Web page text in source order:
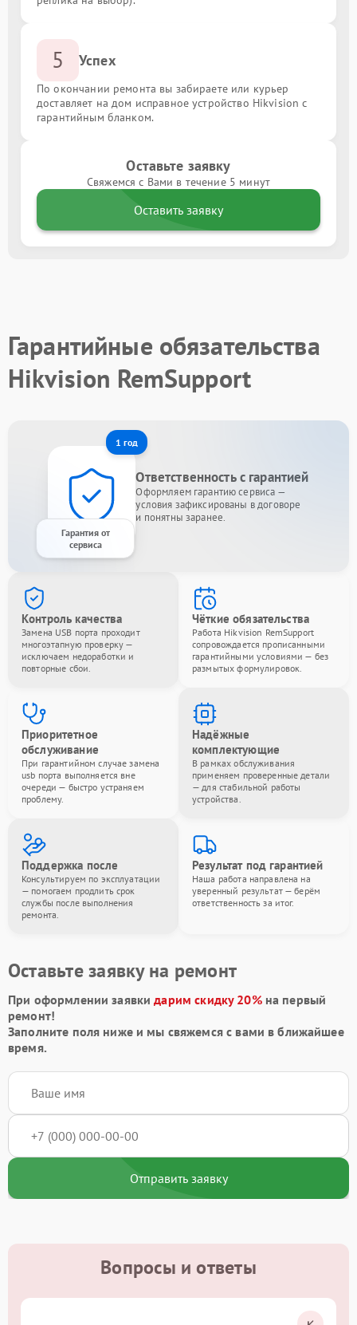
5 Успех
По окончании ремонта вы забираете или курьер
доставляет на дом исправное устройство Hikvision с
гарантийным бланком.
Оставьте заявку
Свяжемся с Вами в течение 5 минут
Оставить заявку
Гарантийные обязательства
Hikvision RemSupport
1 год
Гарантия от
сервиса
Ответственность с гарантией
Оформляем гарантию сервиса —
условия зафиксированы в договоре
и понятны заранее.
Контроль качества
Замена USB порта проходит
многоэтапную проверку —
исключаем недоработки и
повторные сбои.
Чёткие обязательства
Работа Hikvision RemSupport
сопровождается прописанными
гарантийными условиями — без
размытых формулировок.
Приоритетное
обслуживание
При гарантийном случае замена
usb порта выполняется вне
очереди — быстро устраняем
проблему.
Надёжные
комплектующие
В рамках обслуживания
применяем проверенные детали
— для стабильной работы
устройства.
Поддержка после
Консультируем по эксплуатации
— помогаем продлить срок
службы после выполнения
ремонта.
Результат под гарантией
Наша работа направлена на
уверенный результат — берём
ответственность за итог.
Оставьте заявку на ремонт
При оформлении заявкидарим скидку 20%на первый
ремонт!
Заполните поля ниже и мы свяжемся с вами в ближайшее
время.
Отправить заявку
Вопросы и ответы